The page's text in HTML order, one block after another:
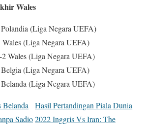
Wales
(Liga Negara UEFA)
(Liga Negara UEFA)
Wales (Liga Negara UEFA)
(Liga Negara UEFA)
(Liga Negara UEFA)
Belanda
Sadio
Hasil Pertandingan Piala Dunia
2022 Inggris Vs Iran: The